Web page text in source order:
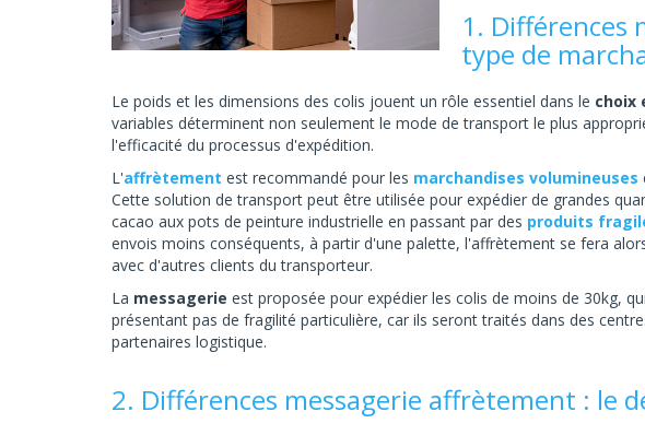
1. Différences
type de
Le poids et les dimensions des colis jouent un rôle essentiel dans le choix
variables déterminent non seulement le mode de transport le plus
l'efficacité du processus d'expédition.
L'affrètement est recommandé pour les marchandises volumineuses
Cette solution de transport peut être utilisée pour expédier de grandes
cacao aux pots de peinture industrielle en passant par des produits
envois moins conséquents, à partir d'une palette, l'affrètement se fera
avec d'autres clients du transporteur.
La messagerie est proposée pour expédier les colis de moins de 30kg,
présentant pas de fragilité particulière, car ils seront traités dans des
partenaires logistique.
2. Différences messagerie affrètement : le